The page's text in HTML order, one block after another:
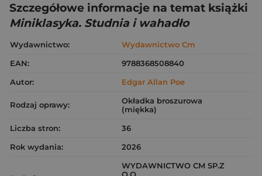
Szczegółowe informacje na temat książki
Miniklasyka. Studnia i wahadło
Wydawnictwo:
Wydawnictwo Cm
EAN:
9788368508840
Autor:
Edgar Allan Poe
Rodzaj oprawy:
Okładka broszurowa
(miękka)
Liczba stron:
36
Rok wydania:
2026
WYDAWNICTWO CM SP.Z